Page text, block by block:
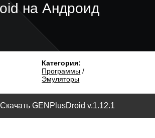
на Андроид
Категория:
Программы /
Эмуляторы
Скачать GENPlusDroid v.1.12.1